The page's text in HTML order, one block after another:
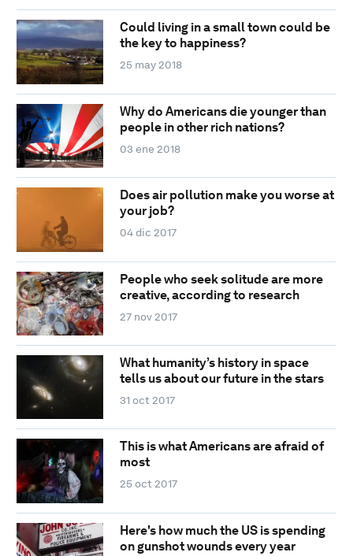
Could living in a small town could be
the key to happiness?
25 may 2018
Why do Americans die younger than
people in other rich nations?
03 ene 2018
Does air pollution make you worse at
your job?
04 dic 2017
People who seek solitude are more
creative, according to research
27 nov 2017
What humanity’s history in space
tells us about our future in the stars
31 oct 2017
This is what Americans are afraid of
most
25 oct 2017
Here's how much the US is spending
on gunshot wounds every year